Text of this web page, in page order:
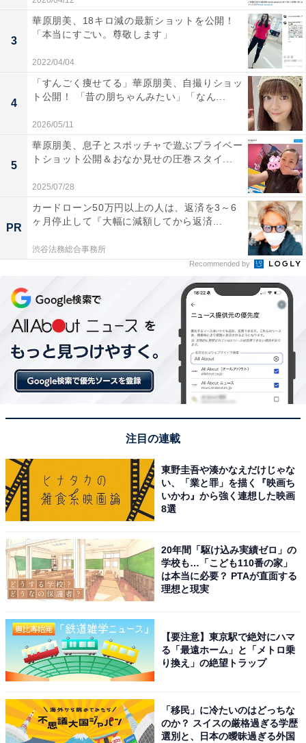
3
華原朋美、18キロ減の最新ショットを公開！
「本当にすごい。尊敬します」
2022/04/04
4
「すんごく痩せてる」華原朋美、自撮りショッ
ト公開！ 「昔の朋ちゃんみたい」「なん...
2026/05/11
5
華原朋美、息子とスポッチャで遊ぶプライベー
トショット公開＆おなか見せの圧巻スタイ...
2025/07/28
PR
カードローン50万円以上の人は、返済を3～6
ヶ月停止して『大幅に減額してから返済...
渋谷法務総合事務所
Recommended by
注目の連載
東野圭吾や湊かなえだけじゃな
い、「業と罪」を描く『映画ち
いかわ』から強く連想した映画
8選
20年間「駆け込み実績ゼロ」の
学校も…「こども110番の家」
は本当に必要？ PTAが直面する
理想と現実
【要注意】東京駅で絶対にハマ
る「最遠ホーム」と「メトロ乗
り換え」の絶望トラップ
「移民」に冷たいのはどっちな
のか？ スイスの厳格過ぎる学歴
選別と、日本の曖昧過ぎる外国